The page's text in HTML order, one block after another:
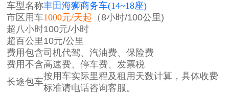
车型名称丰田海狮商务车(14~18座)
市区用车1000元/天起
（8小时/100公里)
超八小时100元/小时
超百公里10元/公里
费用包含司机代驾、汽油费、保险费
费用不含高速费、停车费、发票税
长途包车
按用车实际里程及租用天数计算，具体收费
标准请电话咨询客服。